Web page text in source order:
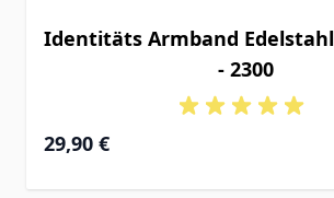
Identitäts Armband
- 2300
29,90 €